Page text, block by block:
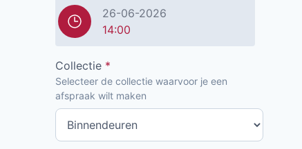
26-06-2026
14:00
Collectie *
Selecteer de collectie waarvoor je een
afspraak wilt maken